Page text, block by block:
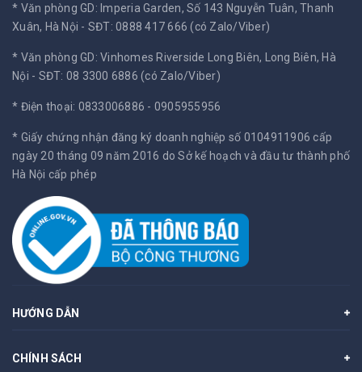
* Văn phòng GD: Imperia Garden, Số 143 Nguyễn Tuân, Thanh
Xuân, Hà Nội - SĐT: 0888 417 666 (có Zalo/Viber)
* Văn phòng GD: Vinhomes Riverside Long Biên, Long Biên, Hà
Nội - SĐT: 08 3300 6886 (có Zalo/Viber)
* Điện thoại: 0833006886 - 0905955956
* Giấy chứng nhận đăng ký doanh nghiệp số 0104911906 cấp
ngày 20 tháng 09 năm 2016 do Sở kế hoạch và đầu tư thành phố
Hà Nội cấp phép
HƯỚNG DẪN
CHÍNH SÁCH